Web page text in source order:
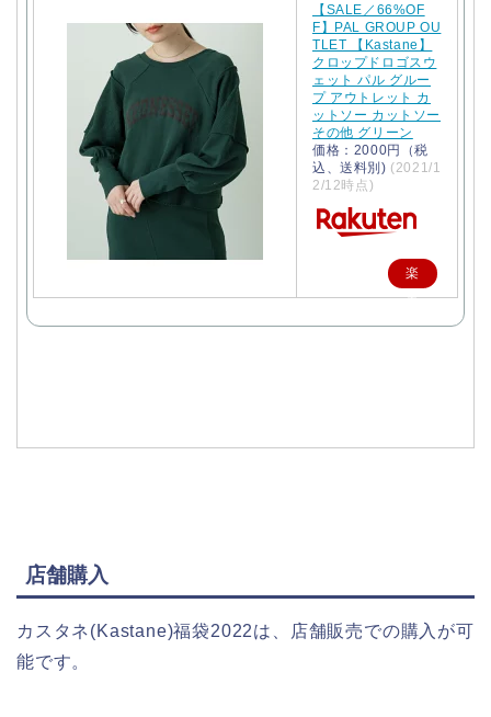
【SALE／66%OF
F】PAL GROUP OU
TLET 【Kastane】
クロップドロゴスウ
ェット パル グルー
プ アウトレット カ
ットソー カットソー
その他 グリーン
価格：2000円（税
込、送料別) (2021/1
2/12時点)
楽
天
店舗購入
カスタネ(Kastane)福袋2022は、店舗販売での購入が可
能です。